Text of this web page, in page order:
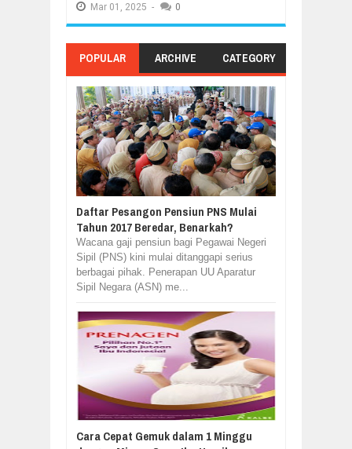
Mar 01, 2025 - 0
POPULAR ARCHIVE CATEGORY
Daftar Pesangon Pensiun PNS Mulai
Tahun 2017 Beredar, Benarkah?
Wacana gaji pensiun bagi Pegawai Negeri
Sipil (PNS) kini mulai ditanggapi serius
berbagai pihak. Penerapan UU Aparatur
Sipil Negara (ASN) me...
Cara Cepat Gemuk dalam 1 Minggu